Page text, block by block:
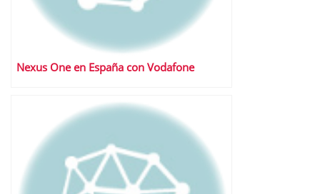
Nexus One en España con Vodafone